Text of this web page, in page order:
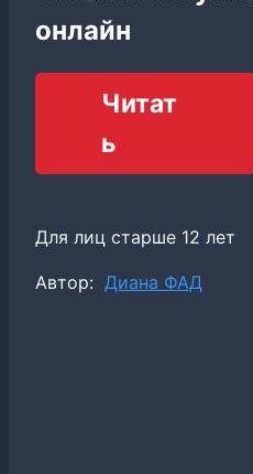
онлайн
Читат
ь
Для лиц старше 12 лет
Метки
Автор: Диана ФАД